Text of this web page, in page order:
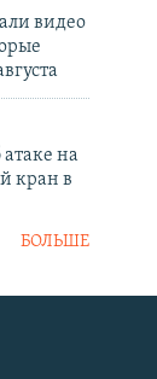
видео
на
кран в
БОЛЬШЕ